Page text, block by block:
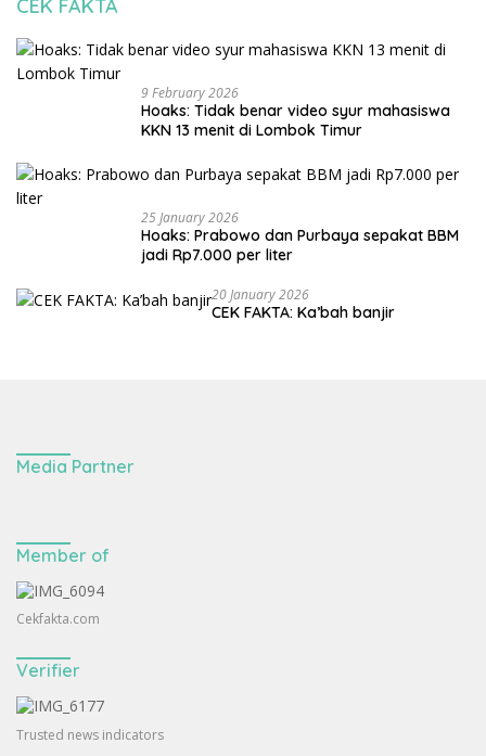
CEK FAKTA
9 February 2026
Hoaks: Tidak benar video syur mahasiswa
KKN 13 menit di Lombok Timur
25 January 2026
Hoaks: Prabowo dan Purbaya sepakat BBM
jadi Rp7.000 per liter
20 January 2026
CEK FAKTA: Ka’bah banjir
Media Partner
Member of
Cekfakta.com
Verifier
Trusted news indicators